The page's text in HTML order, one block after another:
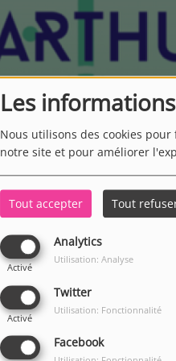
Les
Nous utilisons des cookies
notre site et pour améliorer
Tout accepter Tout
Analytics
Activé
Utilisation: Analyse
Twitter
Activé
Utilisation: Fonctionnalité
Facebook